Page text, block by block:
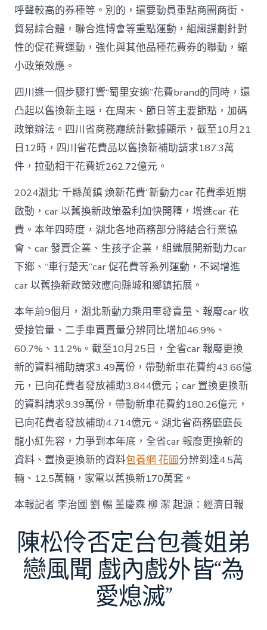
呼聲較高的券種等。別的，還要動員重點商圈商街、
貿易綜合體，聯合進博會等重點運動，組織謀劃針對
性的促花費運動，強化與其他品種花費券的聯動，縮
小政策效應。
四川進一個步驟打響“蜀里安適”花費brand的同時，還
凸起以舊換新主題，在周末、節日等主要節點，加碼
政策辦法。四川省商務廳統計數據顯示，截至10月21
日12時，四川省花費品以舊換新補助請求187.3萬
件，拉動相干花費近262.72億元。
2024湖北“千縣萬鎮 煥新花費”新動力car 花費季近期
啟動，car 以舊換新政策盈利加快開釋，增進car 花
費。本年四時度，湖北各地商務部分將結合行業協
會、car 發賣企業、生孩子企業，組織展開新動力car
下鄉、“車行楚天”car 促花費等系列運動，不竭增進
car 以舊換新政策效應向縣城和鄉鎮拓展。
本年前9個月，湖北新動力乘用車發賣量、報廢car 收
受接管量、二手車買賣量分辨同比增加46.9%、
60.7%、11.2%。截至10月25日，全省car 報廢更換
新的資料補助請求3.49萬份，帶動新車花費約43.66億
元，已向花費者發放補助3.844億元；car 置換更換新
的資料請求9.39萬份，帶動新車花費約180.26億元，
已向花費者發放補助4.714億元。湖北省商務廳廳長
龍小紅先容，力爭到本年底，全省car 報廢更換新的
資料、置換更換新的資料包養網 花圃分辨到達4.5萬
輛、12.5萬輛，家電以舊換新170萬套。
本報記者 李治國 劉 暢 董慶森 柳 潔 起源：經濟日報
陳松伶否定台包養姐弟
戀風聞 戲內戲外皆“為
愛熄滅”